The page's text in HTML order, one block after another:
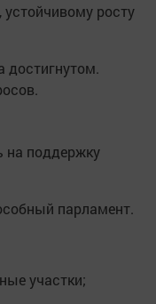
росту
достигнутом.
на поддержку
парламент.
участки;